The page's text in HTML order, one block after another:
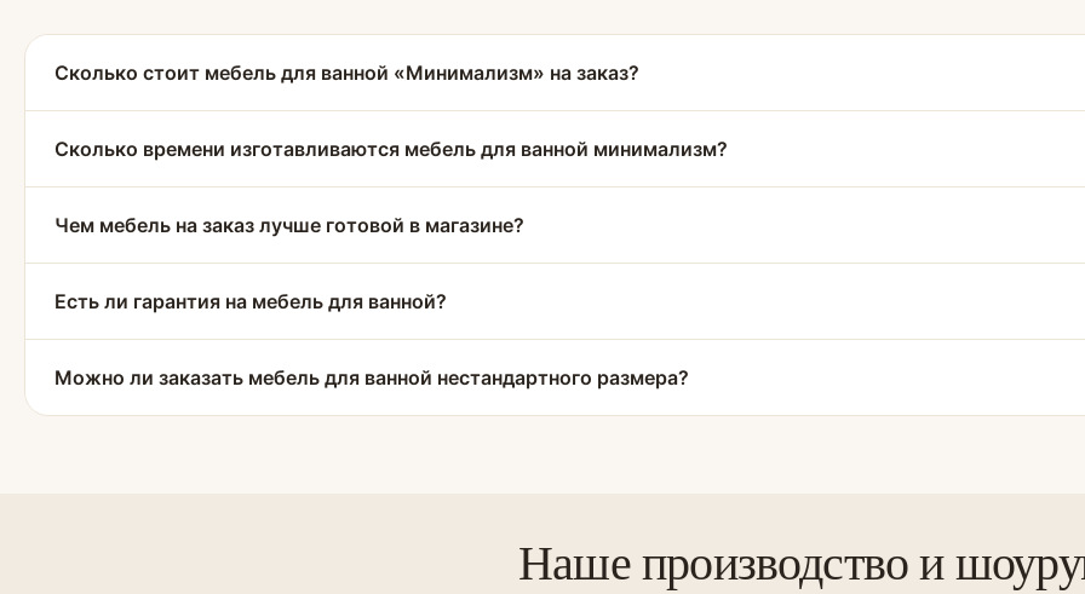
Сколько стоит мебель для ванной «Минимализм» на заказ?
Сколько времени изготавливаются мебель для ванной минимализм?
Чем мебель на заказ лучше готовой в магазине?
Есть ли гарантия на мебель для ванной?
Можно ли заказать мебель для ванной нестандартного размера?
Наше производство и